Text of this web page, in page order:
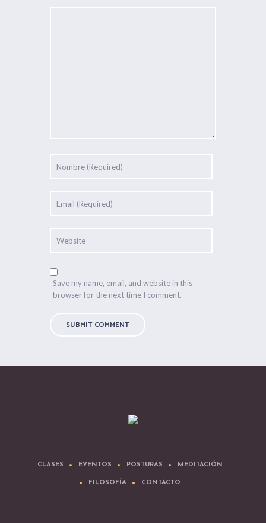
Save my name, email, and website in this
browser for the next time I comment.
CLASES EVENTOS POSTURAS MEDITACIÓN
FILOSOFÍA CONTACTO